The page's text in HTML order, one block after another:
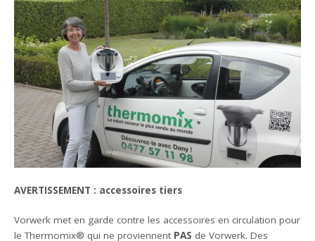
AVERTISSEMENT : accessoires tiers
Vorwerk met en garde contre les accessoires en circulation pour
le Thermomix® qui ne proviennent PAS de Vorwerk. Des